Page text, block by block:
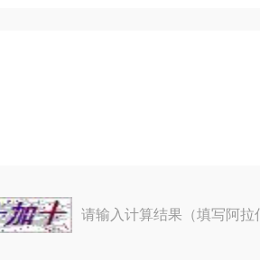
请输入计算结果（填写阿